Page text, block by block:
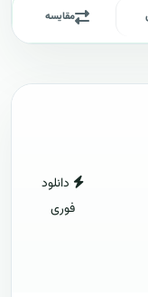
مقایسه
دانلود
فوری